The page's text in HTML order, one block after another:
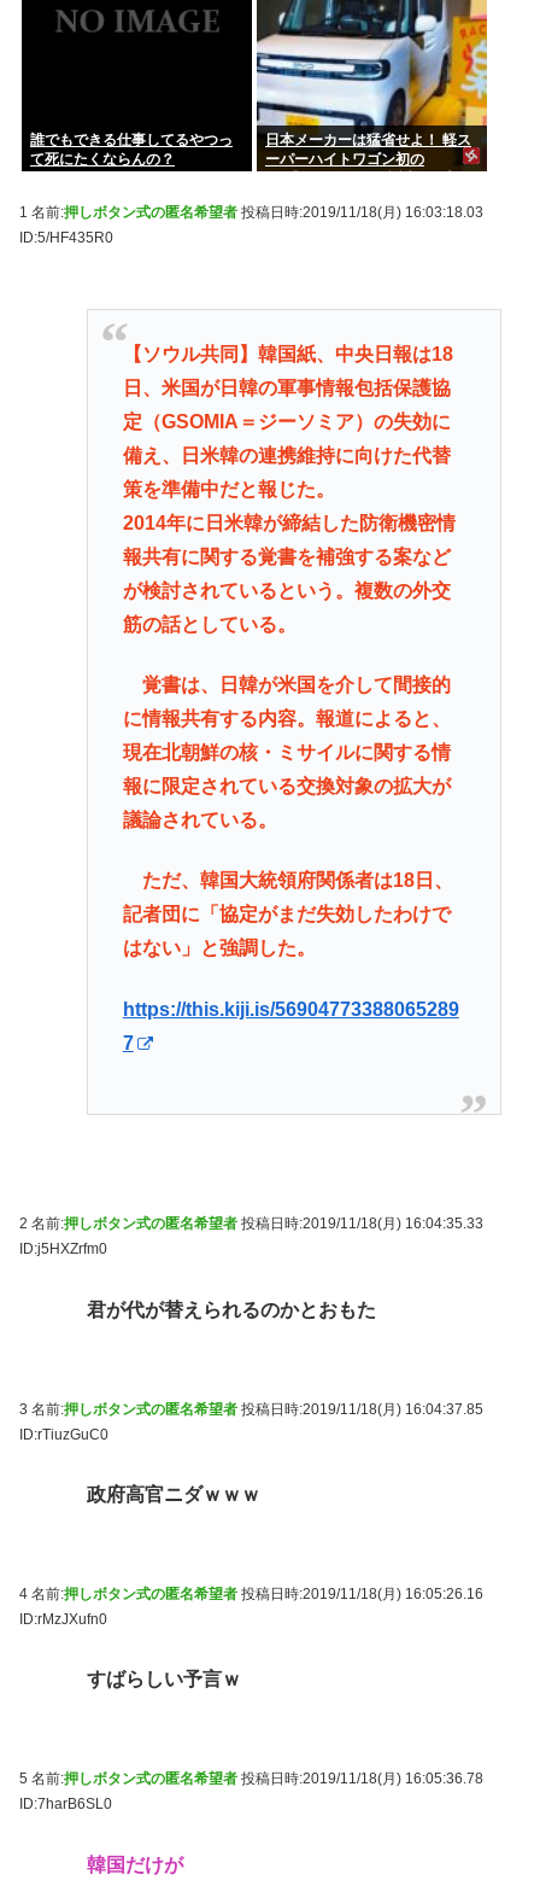
誰でもできる仕事してるやつっ
て死にたくならんの？
日本メーカーは猛省せよ！ 軽ス
ーパーハイトワゴン初の
1 名前:押しボタン式の匿名希望者 投稿日時:2019/11/18(月) 16:03:18.03
ID:5/HF435R0
【ソウル共同】韓国紙、中央日報は18
日、米国が日韓の軍事情報包括保護協
定（GSOMIA＝ジーソミア）の失効に
備え、日米韓の連携維持に向けた代替
策を準備中だと報じた。
2014年に日米韓が締結した防衛機密情
報共有に関する覚書を補強する案など
が検討されているという。複数の外交
筋の話としている。
覚書は、日韓が米国を介して間接的
に情報共有する内容。報道によると、
現在北朝鮮の核・ミサイルに関する情
報に限定されている交換対象の拡大が
議論されている。
ただ、韓国大統領府関係者は18日、
記者団に「協定がまだ失効したわけで
はない」と強調した。
https://this.kiji.is/56904773388065289
7
2 名前:押しボタン式の匿名希望者 投稿日時:2019/11/18(月) 16:04:35.33
ID:j5HXZrfm0
君が代が替えられるのかとおもた
3 名前:押しボタン式の匿名希望者 投稿日時:2019/11/18(月) 16:04:37.85
ID:rTiuzGuC0
政府高官ニダｗｗｗ
4 名前:押しボタン式の匿名希望者 投稿日時:2019/11/18(月) 16:05:26.16
ID:rMzJXufn0
すばらしい予言ｗ
5 名前:押しボタン式の匿名希望者 投稿日時:2019/11/18(月) 16:05:36.78
ID:7harB6SL0
韓国だけが